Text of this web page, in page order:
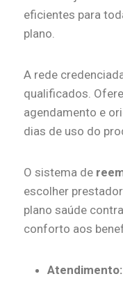
eficientes para
plano.
A rede
qualificados.
agendamento e
dias de uso do
O sistema de
escolher
plano saúde
conforto aos
Atendimento: